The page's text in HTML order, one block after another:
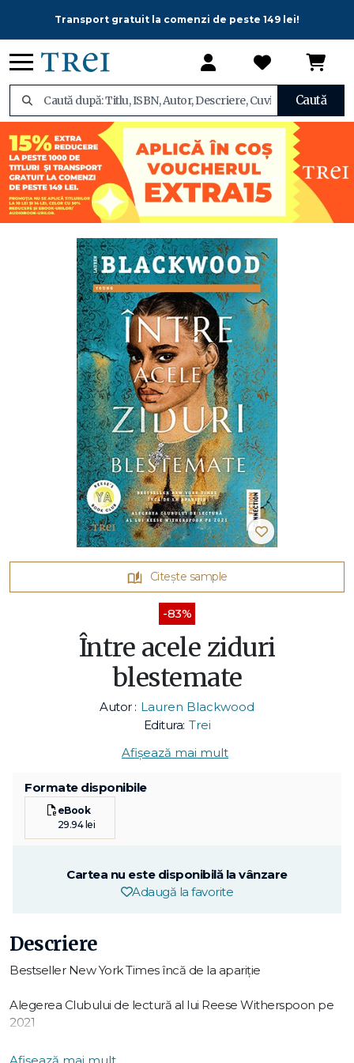
Transport gratuit la comenzi de peste 149 lei!
Caută
Citește sample
-83%
Între acele ziduri
blestemate
Autor : Lauren Blackwood
Editura: Trei
Afișează mai mult
Formate disponibile
eBook
29.94 lei
Cartea nu este disponibilă la vânzare
Adaugă la favorite
Descriere
Bestseller New York Times încă de la apariție
Alegerea Clubului de lectură al lui Reese Witherspoon pe
2021
Andromeda este o debtera – o exorcistă instruită să alunge